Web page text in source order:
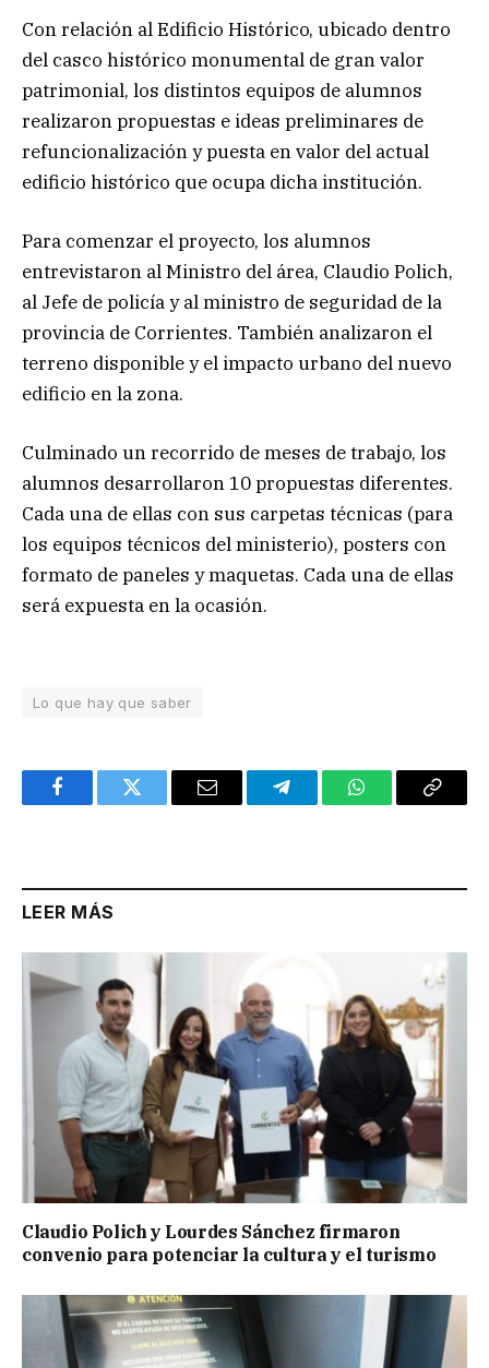
Con relación al Edificio Histórico, ubicado dentro
del casco histórico monumental de gran valor
patrimonial, los distintos equipos de alumnos
realizaron propuestas e ideas preliminares de
refuncionalización y puesta en valor del actual
edificio histórico que ocupa dicha institución.
Para comenzar el proyecto, los alumnos
entrevistaron al Ministro del área, Claudio Polich,
al Jefe de policía y al ministro de seguridad de la
provincia de Corrientes. También analizaron el
terreno disponible y el impacto urbano del nuevo
edificio en la zona.
Culminado un recorrido de meses de trabajo, los
alumnos desarrollaron 10 propuestas diferentes.
Cada una de ellas con sus carpetas técnicas (para
los equipos técnicos del ministerio), posters con
formato de paneles y maquetas. Cada una de ellas
será expuesta en la ocasión.
Lo que hay que saber
FacebookTwitter Email TelegramWhatsAppCopy
LEER MÁS
Claudio Polich y Lourdes Sánchez firmaron
convenio para potenciar la cultura y el turismo